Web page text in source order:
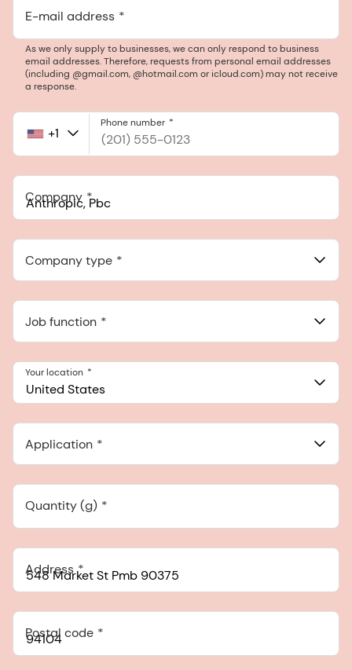
E-mail address
As we only supply to businesses, we can only respond to business
email addresses. Therefore, requests from personal email addresses
(including @gmail.com, @hotmail.com or icloud.com) may not receive
a response.
United
+1
Phone number
Company
548 Market St Pmb 90375, San Francisco, California, US
Company type
Job function
United States
Your location
Application
Quantity (g)
Address
Postal code